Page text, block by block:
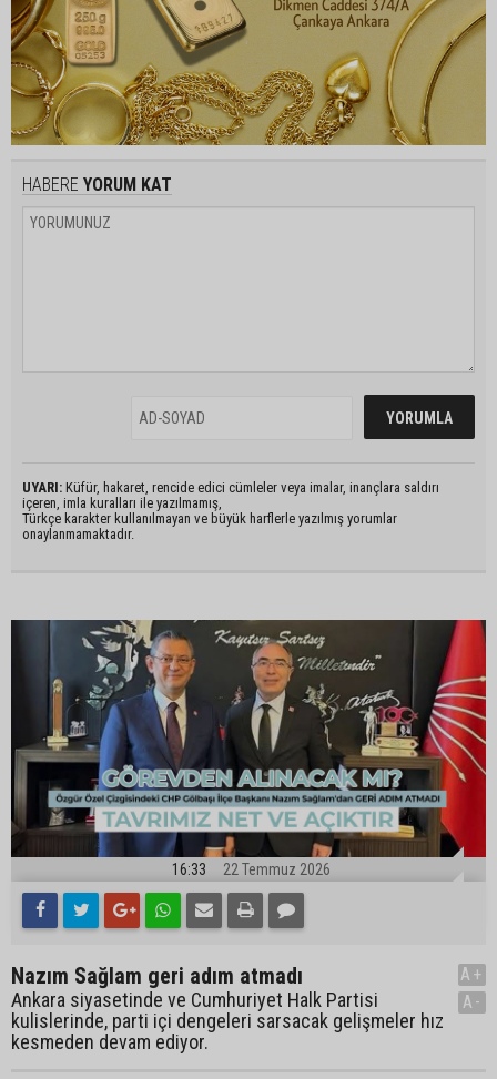
HABERE YORUM KAT
UYARI: Küfür, hakaret, rencide edici cümleler veya imalar, inançlara saldırı
içeren, imla kuralları ile yazılmamış,
Türkçe karakter kullanılmayan ve büyük harflerle yazılmış yorumlar
onaylanmamaktadır.
16:33 22 Temmuz 2026
Nazım Sağlam geri adım atmadı
Ankara siyasetinde ve Cumhuriyet Halk Partisi
kulislerinde, parti içi dengeleri sarsacak gelişmeler hız
kesmeden devam ediyor.
A+
A-